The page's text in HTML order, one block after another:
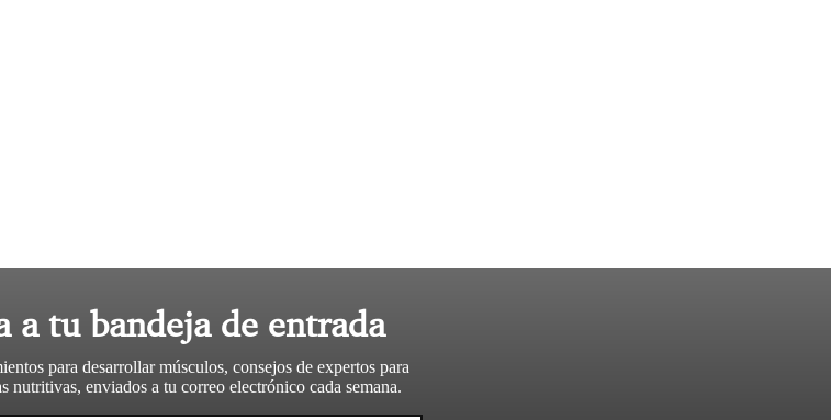
a tu bandeja de entrada
para desarrollar músculos, consejos de expertos para
nutritivas, enviados a tu correo electrónico cada semana.